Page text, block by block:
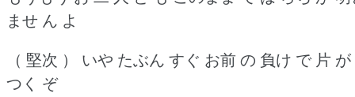
ませ ん よ
（ 堅次 ） いや たぶん すぐ お前 の 負け で 片 が
つく ぞ